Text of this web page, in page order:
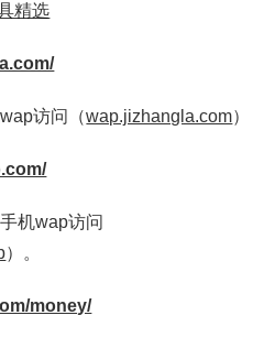
访问（wap.jizhangla.com）
机wap访问
）。
money/